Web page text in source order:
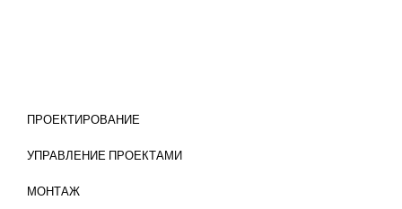
ПРОЕКТИРОВАНИЕ
УПРАВЛЕНИЕ ПРОЕКТАМИ
МОНТАЖ